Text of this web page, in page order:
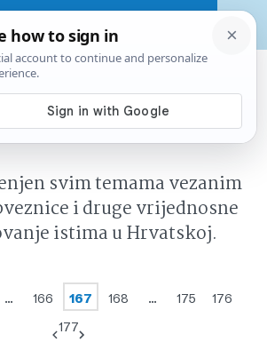
u RH
kapitala Hrvatska ›
Brokerske kuće
svim temama vezanim
i druge vrijednosne
istima u Hrvatskoj.
… 166 167 168 … 175
176
177